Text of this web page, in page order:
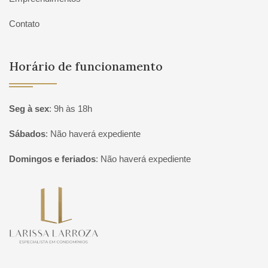
Contato
Horário de funcionamento
Seg à sex: 9h às 18h
Sábados: Não haverá expediente
Domingos e feriados: Não haverá expediente